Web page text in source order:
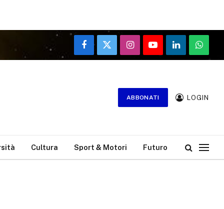
Facebook
X
(Twitter)
InstagramYouTubeLinkedIn
ABBONATI LOGIN
Cultura Sport & Motori Futuro